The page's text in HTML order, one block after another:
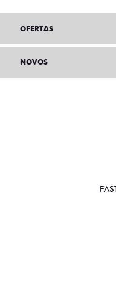
OFERTAS
NOVOS